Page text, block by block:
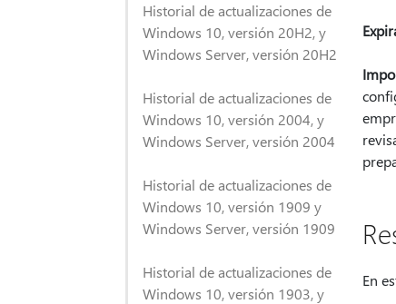
Historial de actualizaciones de
Windows 10, versión 20H2, y
Windows Server, versión 20H2
Historial de actualizaciones de
Windows 10, versión 2004, y
Windows Server, versión 2004
Historial de actualizaciones de
Windows 10, versión 1909 y
Windows Server, versión 1909
Historial de actualizaciones de
Windows 10, versión 1903, y
En